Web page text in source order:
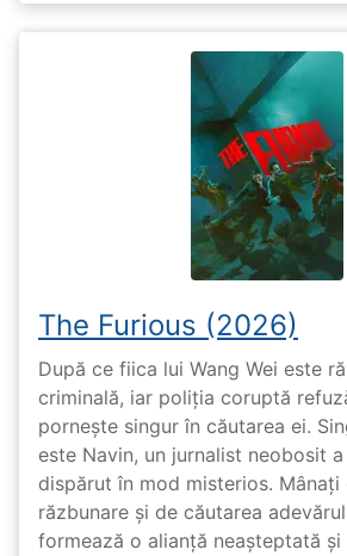
The Furious (2026)
După ce fiica lui Wang Wei este
criminală, iar poliția coruptă
pornește singur în căutarea ei.
este Navin, un jurnalist neobosit
dispărut în mod misterios.
răzbunare și de căutarea
formează o alianță neașteptată și